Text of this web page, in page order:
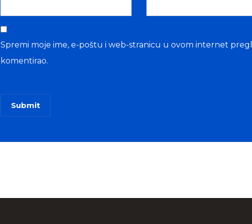
Spremi moje ime, e-poštu i web-stranicu u ovom internet
komentirao.
Submit